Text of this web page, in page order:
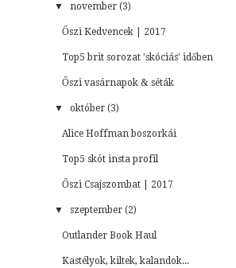
▼ november (3)
Őszi Kedvencek | 2017
Top5 brit sorozat 'skóciás' időben
Őszi vasárnapok & séták
▼ október (3)
Alice Hoffman boszorkái
Top5 skót insta profil
Őszi Csajszombat | 2017
▼ szeptember (2)
Outlander Book Haul
Kastélyok, kiltek, kalandok...